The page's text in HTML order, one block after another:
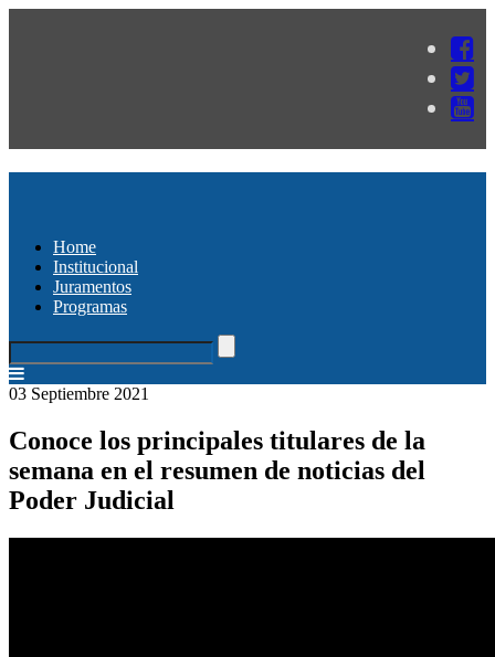
Home
Institucional
Juramentos
Programas
03 Septiembre 2021
Conoce los principales titulares de la
semana en el resumen de noticias del
Poder Judicial